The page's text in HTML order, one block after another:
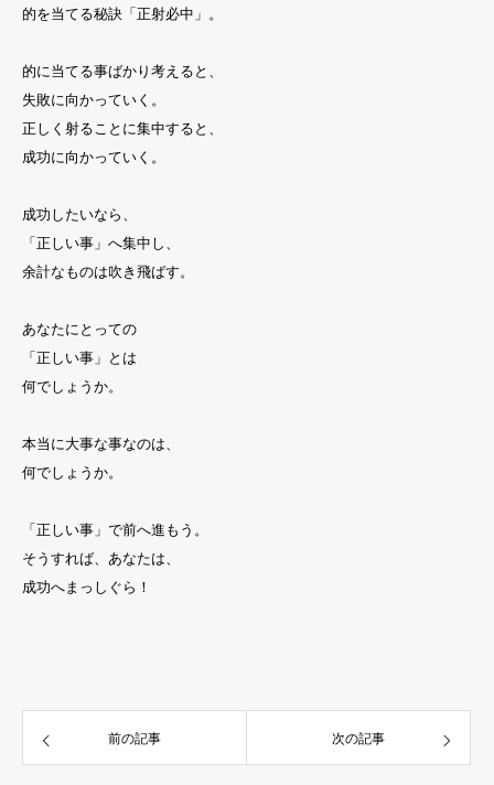
的を当てる秘訣「正射必中」。
的に当てる事ばかり考えると、
失敗に向かっていく。
正しく射ることに集中すると、
成功に向かっていく。
成功したいなら、
「正しい事」へ集中し、
余計なものは吹き飛ばす。
あなたにとっての
「正しい事」とは
何でしょうか。
本当に大事な事なのは、
何でしょうか。
「正しい事」で前へ進もう。
そうすれば、あなたは、
成功へまっしぐら！
前の記事 次の記事